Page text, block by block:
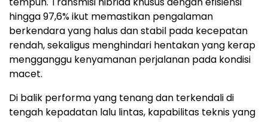
hingga 97,6% ikut memastikan pengalaman
berkendara yang halus dan stabil pada kecepatan
rendah, sekaligus menghindari hentakan yang kerap
mengganggu kenyamanan perjalanan pada kondisi
macet.
Di balik performa yang tenang dan terkendali di
tengah kepadatan lalu lintas, kapabilitas teknis yang